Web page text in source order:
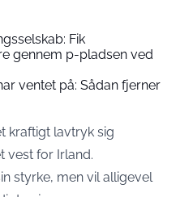
Fik
gennem p-pladsen ved
ventet på: Sådan fjerner
kraftigt lavtryk sig
vest for Irland.
styrke, men vil alligevel